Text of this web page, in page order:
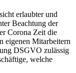
erlaubter und
Beachtung der
Corona Zeit die
eigenen Mitarbeitern
DSGVO zulässig
welche